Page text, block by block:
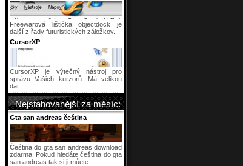
Freewarová lištička objectdock je
další z řady futuristických záložkov...
CursorXP
CursorXP je výtečný nástroj pro
správu Vašich kurzorů. Má velikou
dat...
Nejstahovanější za měsíc:
Gta san andreas čeština
Čeština do gta san andreas download
zdarma. Pokud hledáte čeština do gta
san andreas tak si ji můete